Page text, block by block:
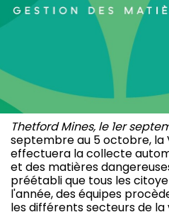
Thetford Mines, le 1er
septembre au 5 octobre, la
effectuera la collecte
et des matières
préétabli que tous les
l'année, des équipes
les différents secteurs de la